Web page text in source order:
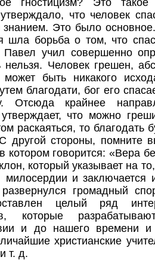
утверждало, что человек
знанием. Это было
шла борьба о том, что
Павел учил совершенно
нельзя. Человек грешен,
быть никакого
благодати, бог его
Отсюда крайнее
утверждает, что можно
раскаяться, то благодать
другой стороны, помните
котором говорится: «Вера
который указывает на
и заключается
громадный
целый ряд
которые
и до нашего времени и
христианские
т. д.